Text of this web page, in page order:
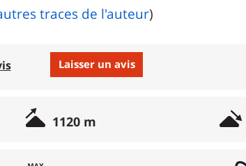
traces de l'auteur)
Laisser un avis
1120 m